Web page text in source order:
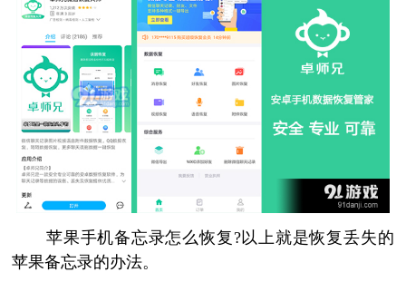
苹果手机备忘录怎么恢复?以上就是恢复丢失的
苹果备忘录的办法。